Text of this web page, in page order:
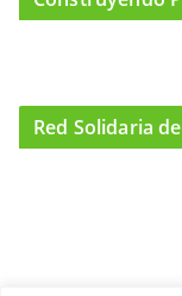
Red Solidaria